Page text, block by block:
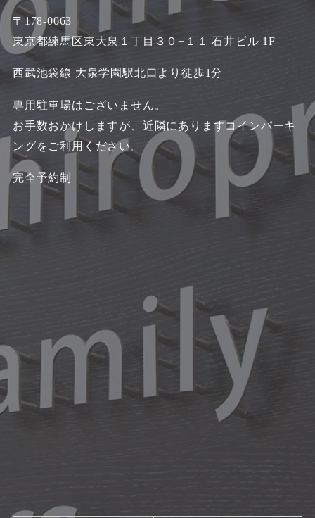
〒178-0063
東京都練馬区東大泉１丁目３０−１１ 石井ビル 1F
西武池袋線 大泉学園駅北口より徒歩1分
専用駐車場はございません。
お手数おかけしますが、近隣にありますコインパーキ
ングをご利用ください。
完全予約制